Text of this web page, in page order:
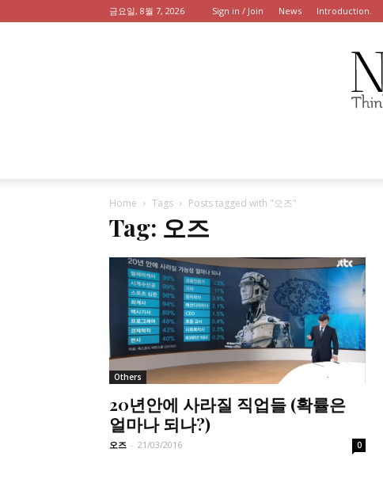
금요일, 8월 7, 2026 Sign in / Join News Introduction.
Home Tags Posts tagged with "오즈"
Tag: 오즈
Others
20년안에 사라질 직업들 (확률은
얼마나 되나?)
오즈 - 21/03/2016 0